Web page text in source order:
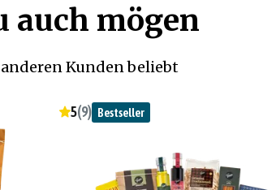
auch mögen
Kunden beliebt
5(9) Bestseller